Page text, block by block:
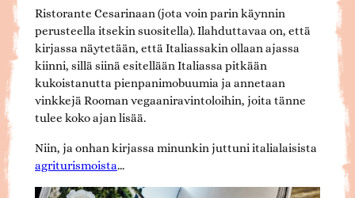
Ristorante Cesarinaan (jota voin parin käynnin
perusteella itsekin suositella). Ilahduttavaa on, että
kirjassa näytetään, että Italiassakin ollaan ajassa
kiinni, sillä siinä esitellään Italiassa pitkään
kukoistanutta pienpanimobuumia ja annetaan
vinkkejä Rooman vegaaniravintoloihin, joita tänne
tulee koko ajan lisää.
Niin, ja onhan kirjassa minunkin juttuni italialaisista
agriturismoista…